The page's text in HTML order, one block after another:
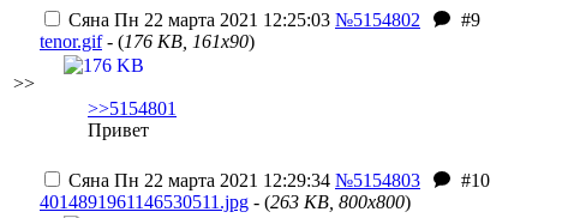
>>
Сяна Пн 22 марта 2021 12:25:03 №5154802
#9
tenor.gif- (176 KB, 161x90)
>>5154801
Привет
Сяна Пн 22 марта 2021 12:29:34 №5154803
#10
4014891961146530511.jpg - (263 KB, 800x800)